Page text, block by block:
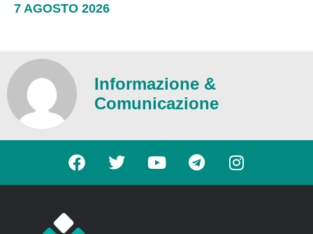
7 AGOSTO 2026
Informazione &
Comunicazione